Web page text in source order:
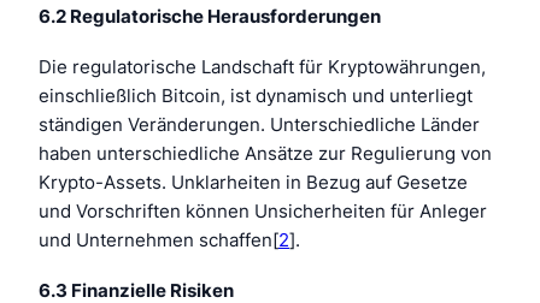
6.2 Regulatorische Herausforderungen
Die regulatorische Landschaft für Kryptowährungen,
einschließlich Bitcoin, ist dynamisch und unterliegt
ständigen Veränderungen. Unterschiedliche Länder
haben unterschiedliche Ansätze zur Regulierung von
Krypto-Assets. Unklarheiten in Bezug auf Gesetze
und Vorschriften können Unsicherheiten für Anleger
und Unternehmen schaffen[2].
6.3 Finanzielle Risiken